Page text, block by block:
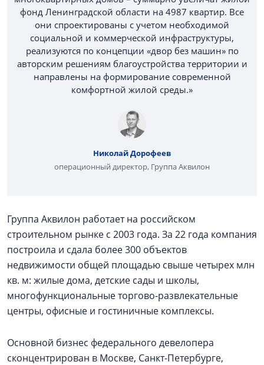
фонд Ленинградской области на 4987 квартир. Все
они спроектированы с учетом необходимой
социальной и коммерческой инфраструктуры,
реализуются по концепции «двор без машин» по
авторским решениям благоустройства территории и
направлены на формирование современной
комфортной жилой среды.»
Николай Дорофеев
операционный директор, Группа Аквилон
Группа Аквилон работает на российском
строительном рынке с 2003 года. За 22 года компания
построила и сдала более 300 объектов
недвижимости общей площадью свыше четырех млн
кв. м: жилые дома, детские сады и школы,
многофункциональные торгово-развлекательные
центры, офисные и гостиничные комплексы.
Основной бизнес федерального девелопера
сконцентрирован в Москве, Санкт-Петербурге,